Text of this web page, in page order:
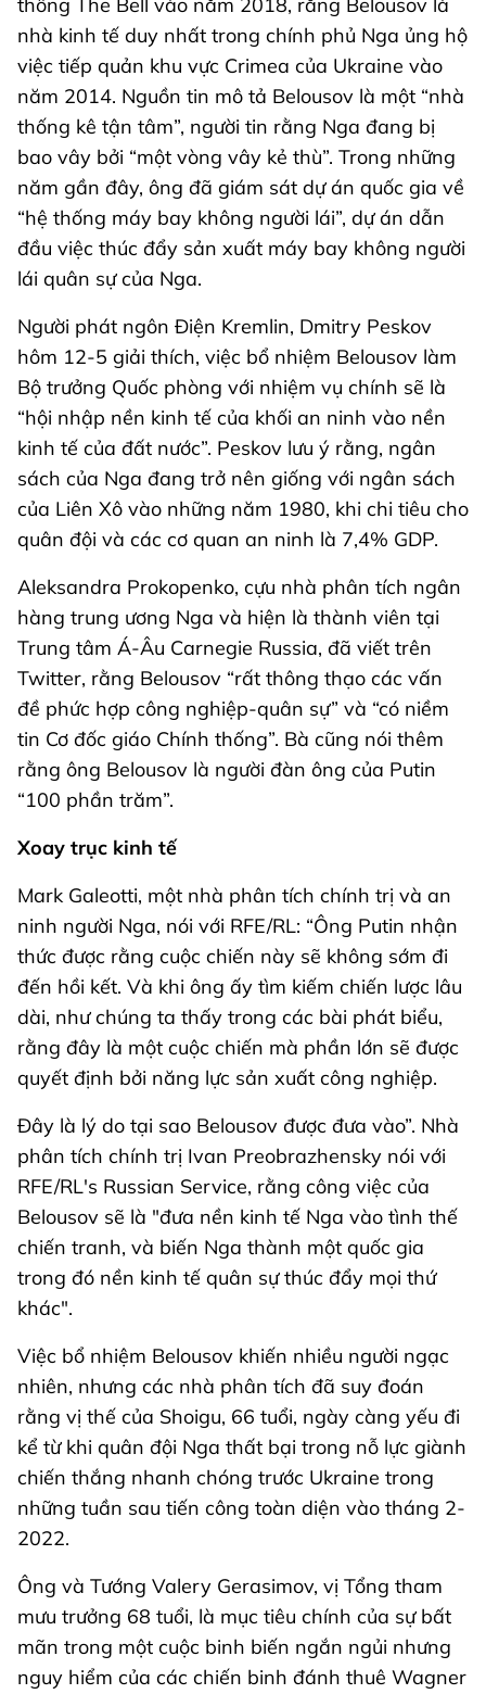
thông The Bell vào năm 2018, rằng Belousov là
nhà kinh tế duy nhất trong chính phủ Nga ủng hộ
việc tiếp quản khu vực Crimea của Ukraine vào
năm 2014. Nguồn tin mô tả Belousov là một “nhà
thống kê tận tâm”, người tin rằng Nga đang bị
bao vây bởi “một vòng vây kẻ thù”. Trong những
năm gần đây, ông đã giám sát dự án quốc gia về
“hệ thống máy bay không người lái”, dự án dẫn
đầu việc thúc đẩy sản xuất máy bay không người
lái quân sự của Nga.
Người phát ngôn Điện Kremlin, Dmitry Peskov
hôm 12-5 giải thích, việc bổ nhiệm Belousov làm
Bộ trưởng Quốc phòng với nhiệm vụ chính sẽ là
“hội nhập nền kinh tế của khối an ninh vào nền
kinh tế của đất nước”. Peskov lưu ý rằng, ngân
sách của Nga đang trở nên giống với ngân sách
của Liên Xô vào những năm 1980, khi chi tiêu cho
quân đội và các cơ quan an ninh là 7,4% GDP.
Aleksandra Prokopenko, cựu nhà phân tích ngân
hàng trung ương Nga và hiện là thành viên tại
Trung tâm Á-Âu Carnegie Russia, đã viết trên
Twitter, rằng Belousov “rất thông thạo các vấn
đề phức hợp công nghiệp-quân sự” và “có niềm
tin Cơ đốc giáo Chính thống”. Bà cũng nói thêm
rằng ông Belousov là người đàn ông của Putin
“100 phần trăm”.
Xoay trục kinh tế
Mark Galeotti, một nhà phân tích chính trị và an
ninh người Nga, nói với RFE/RL: “Ông Putin nhận
thức được rằng cuộc chiến này sẽ không sớm đi
đến hồi kết. Và khi ông ấy tìm kiếm chiến lược lâu
dài, như chúng ta thấy trong các bài phát biểu,
rằng đây là một cuộc chiến mà phần lớn sẽ được
quyết định bởi năng lực sản xuất công nghiệp.
Đây là lý do tại sao Belousov được đưa vào”. Nhà
phân tích chính trị Ivan Preobrazhensky nói với
RFE/RL's Russian Service, rằng công việc của
Belousov sẽ là "đưa nền kinh tế Nga vào tình thế
chiến tranh, và biến Nga thành một quốc gia
trong đó nền kinh tế quân sự thúc đẩy mọi thứ
khác".
Việc bổ nhiệm Belousov khiến nhiều người ngạc
nhiên, nhưng các nhà phân tích đã suy đoán
rằng vị thế của Shoigu, 66 tuổi, ngày càng yếu đi
kể từ khi quân đội Nga thất bại trong nỗ lực giành
chiến thắng nhanh chóng trước Ukraine trong
những tuần sau tiến công toàn diện vào tháng 2-
2022.
Ông và Tướng Valery Gerasimov, vị Tổng tham
mưu trưởng 68 tuổi, là mục tiêu chính của sự bất
mãn trong một cuộc binh biến ngắn ngủi nhưng
nguy hiểm của các chiến binh đánh thuê Wagner